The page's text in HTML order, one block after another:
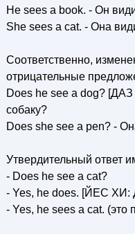
Не sees a book. - Он
She sees a cat. - Она
Соответственно,
отрицательные
Does he see a dog?
собаку?
Does she see a pen? -
Утвердительный ответ
- Does he see a cat?
- Yes, he does. [ЙЕС ХИ:
- Yes, he sees a cat. (это